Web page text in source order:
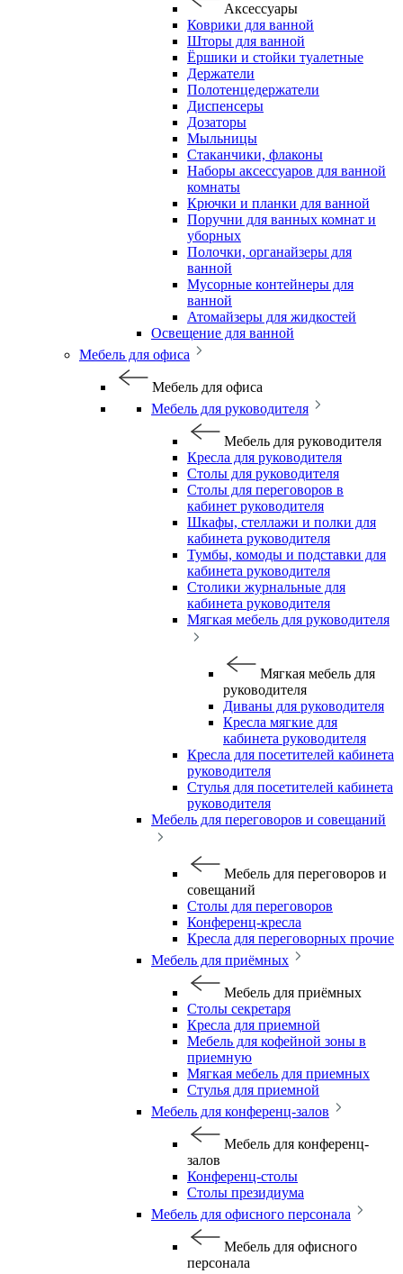
Аксессуары
Коврики для ванной
Шторы для ванной
Ёршики и стойки туалетные
Держатели
Полотенцедержатели
Диспенсеры
Дозаторы
Мыльницы
Стаканчики, флаконы
Наборы аксессуаров для ванной
комнаты
Крючки и планки для ванной
Поручни для ванных комнат и
уборных
Полочки, органайзеры для
ванной
Мусорные контейнеры для
ванной
Атомайзеры для жидкостей
Освещение для ванной
Мебель для офиса
Мебель для офиса
Мебель для руководителя
Мебель для руководителя
Кресла для руководителя
Столы для руководителя
Столы для переговоров в
кабинет руководителя
Шкафы, стеллажи и полки для
кабинета руководителя
Тумбы, комоды и подставки для
кабинета руководителя
Столики журнальные для
кабинета руководителя
Мягкая мебель для руководителя
Мягкая мебель для
руководителя
Диваны для руководителя
Кресла мягкие для
кабинета руководителя
Кресла для посетителей кабинета
руководителя
Стулья для посетителей кабинета
руководителя
Мебель для переговоров и совещаний
Мебель для переговоров и
совещаний
Столы для переговоров
Конференц-кресла
Кресла для переговорных прочие
Мебель для приёмных
Мебель для приёмных
Столы секретаря
Кресла для приемной
Мебель для кофейной зоны в
приемную
Мягкая мебель для приемных
Стулья для приемной
Мебель для конференц-залов
Мебель для конференц-
залов
Конференц-столы
Столы президиума
Мебель для офисного персонала
Мебель для офисного
персонала